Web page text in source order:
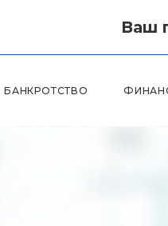
Ваш
БАНКРОТСТВО